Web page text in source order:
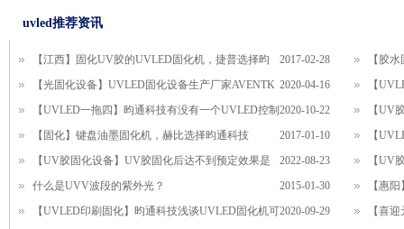
uvled推荐资讯
2017-02-28
【江西】固化UV胶的UVLED固化机，捷普选择昀
通
【胶
现固化的
2020-04-16
【光固化设备】UVLED固化设备生产厂家AVENTK
浅谈UVLED固化设备遇到常见问题时的解决方案
【
UVLED
2020-10-22
【UVLED一拖四】昀通科技有没有一个UVLED控制
箱可控制多个灯头的UVLED固化机？
【UV
固化机
2017-01-10
【固化】键盘油墨固化机，赫比选择昀通科技
UVLED固化设备
【
大应用
2022-08-23
【UV胶固化设备】UV胶固化后达不到预定效果是
什么原因？
【UV
2015-01-30
什么是UVV波段的紫外光？
【惠
设备
2020-09-29
【UVLED印刷固化】昀通科技浅谈UVLED固化机可
【喜